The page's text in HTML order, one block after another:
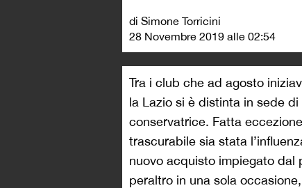
di Simone Torricini
28 Novembre 2019 alle 02:54
Tra i club che ad agosto
la Lazio si è distinta in sede
conservatrice. Fatta
trascurabile sia stata
nuovo acquisto impiegato dal
peraltro in una sola